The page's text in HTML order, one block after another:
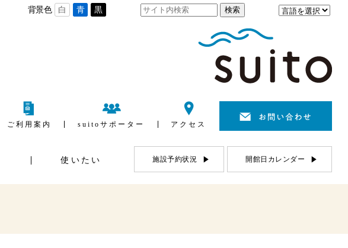
背景色 白 青 黒
ギャラリー
ご利用案内
ご利用について
suitoサポーター アクセス
使いたい 施設予約状況 開館日カレンダー